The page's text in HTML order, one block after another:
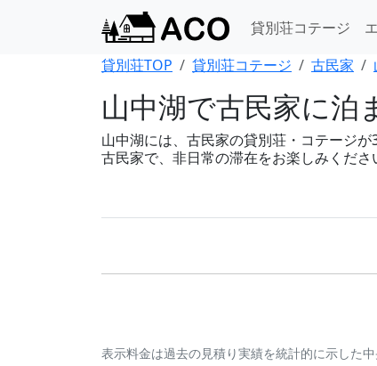
貸別荘コテージ
貸別荘TOP
貸別荘コテージ 古民家
山中湖で古民家に泊
山中湖には、古民家の貸別荘・コテージ
古民家で、非日常の滞在をお楽しみくださ
表示料金は過去の見積り実績を統計的に示した